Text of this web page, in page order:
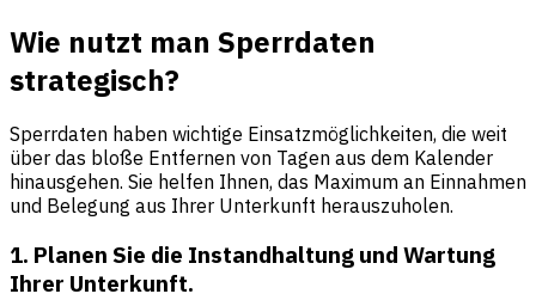
Wie nutzt man Sperrdaten
strategisch?
Sperrdaten haben wichtige Einsatzmöglichkeiten, die weit
über das bloße Entfernen von Tagen aus dem Kalender
hinausgehen. Sie helfen Ihnen, das Maximum an Einnahmen
und Belegung aus Ihrer Unterkunft herauszuholen.
1. Planen Sie die Instandhaltung und Wartung
Ihrer Unterkunft.